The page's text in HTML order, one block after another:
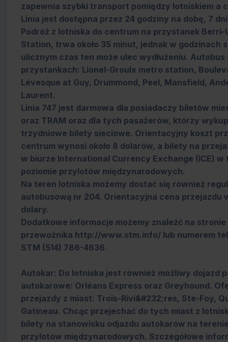
zapewnia szybki transport pomiędzy lotniskiem a
Linia jest dostępna przez 24 godziny na dobę, 7
Podróż z lotniska do centrum na przystanek Berri-
Station, trwa około 35 minut, jednak w godzinach
ulicznym czas ten może ulec wydłużeniu.
przystankach: Lionel-Groulx metro station,
Lévesque at Guy, Drummond, Peel, Mansfield,
Laurent.
Linia 747 jest darmowa dla posiadaczy biletów
oraz TRAM oraz dla tych pasażerów, którzy
trzydniowe bilety sieciowe. Orientacyjny koszt
centrum wynosi około 8 dolarów, a bilety na
w biurze International Currency Exchange (ICE) w
poziomie przylotów międzynarodowych.
Na teren lotniska możemy dostać się również
autobusową nr 204. Orientacyjna cena przejazdu
dolary.
Dodatkowe informacje możemy znaleźć na
przewoźnika http://www.stm.info/ lub numerem
STM (514) 786-4636.
Autokar: Do lotniska jest również możliwy dojazd
autokarowe: Orléans Express oraz Greyhound.
przejazdy z miast: Trois-Rivi&#232;res, Ste-Foy,
Gatineau. Chcąc przejechać do tych miast z
bilety na stanowisku odjazdu autokarów na
przylotów międzynarodowych. Szczegółowe